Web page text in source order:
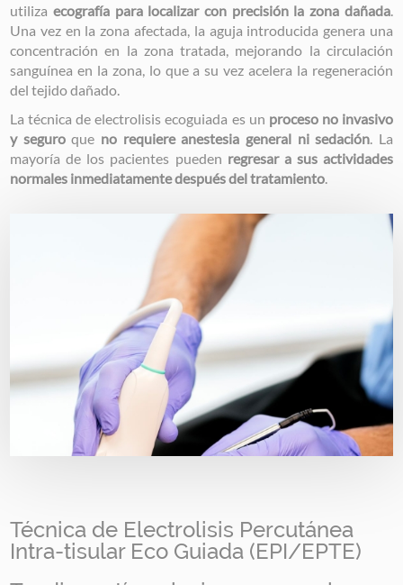
utiliza ecografía para localizar con precisión la zona dañada.
Una vez en la zona afectada, la aguja introducida genera una
concentración en la zona tratada, mejorando la circulación
sanguínea en la zona, lo que a su vez acelera la regeneración
del tejido dañado.
La técnica de electrolisis ecoguiada es un proceso no invasivo
y seguroque no requiere anestesia general ni sedación . La
mayoría de los pacientes pueden regresar a sus actividades
normales inmediatamente después del tratamiento
Técnica de Electrolisis Percutánea
Intra-tisular Eco Guiada (EPI/EPTE)